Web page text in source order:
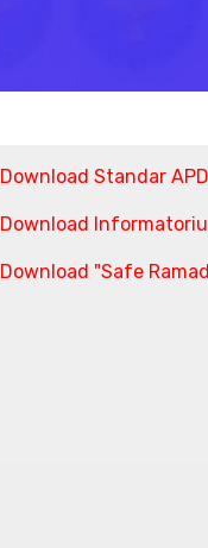
Download Standar
Download
Download "Safe